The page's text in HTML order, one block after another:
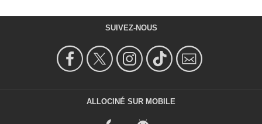
SUIVEZ-NOUS
ALLOCINÉ SUR MOBILE